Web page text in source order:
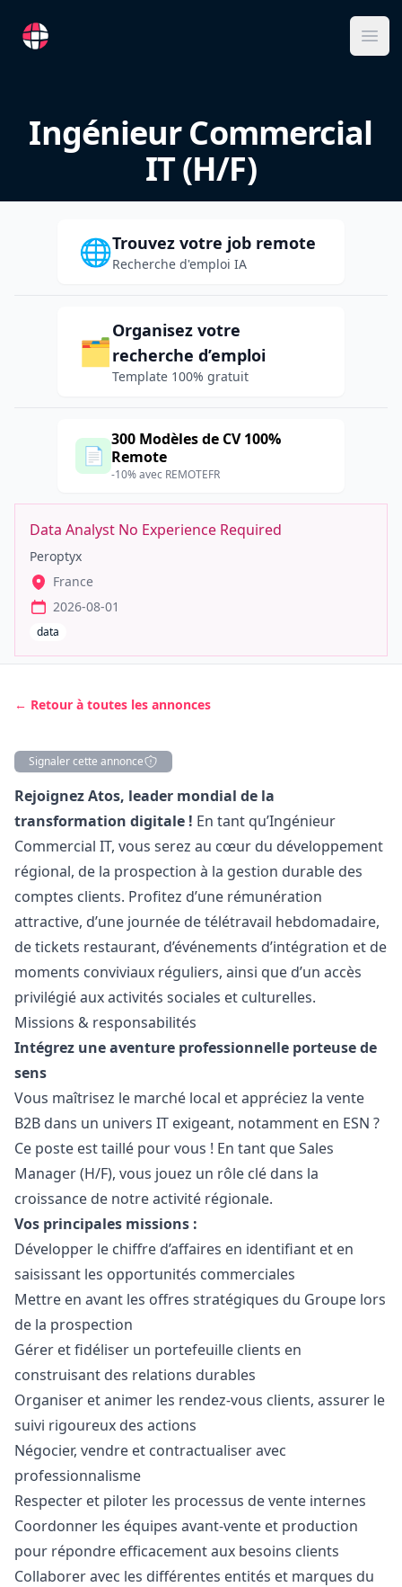
RemoteFR
Ingénieur Commercial
IT (H/F)
🌐Trouvez votre job remote
Recherche d'emploi IA
🗂️
Organisez votre
recherche d’emploi
Template 100% gratuit
📄
300 Modèles de CV 100%
Remote
-10% avec REMOTEFR
Data Analyst No Experience Required
Peroptyx
France
2026-08-01
data
← Retour à toutes les annonces
Signaler cette annonce
Description
Rejoignez Atos, leader mondial de la
transformation digitale ! En tant qu’Ingénieur
Commercial IT, vous serez au cœur du développement
régional, de la prospection à la gestion durable des
comptes clients. Profitez d’une rémunération
attractive, d’une journée de télétravail hebdomadaire,
de tickets restaurant, d’événements d’intégration et de
moments conviviaux réguliers, ainsi que d’un accès
privilégié aux activités sociales et culturelles.
Missions & responsabilités
Intégrez une aventure professionnelle porteuse de
sens
Vous maîtrisez le marché local et appréciez la vente
B2B dans un univers IT exigeant, notamment en ESN ?
Ce poste est taillé pour vous ! En tant que Sales
Manager(H/F), vous jouez un rôle clé dans la
croissance de notre activité régionale.
Vos principales missions :
Développer le chiffre d’affaires en identifiant et en
saisissant les opportunités commerciales
Mettre en avant les offres stratégiques du Groupe lors
de la prospection
Gérer et fidéliser un portefeuille clients en
construisant des relations durables
Organiser et animer les rendez-vous clients, assurer le
suivi rigoureux des actions
Négocier, vendre et contractualiser avec
professionnalisme
Respecter et piloter les processus de vente internes
Coordonner les équipes avant-vente et production
pour répondre efficacement aux besoins clients
Collaborer avec les différentes entités et marques du